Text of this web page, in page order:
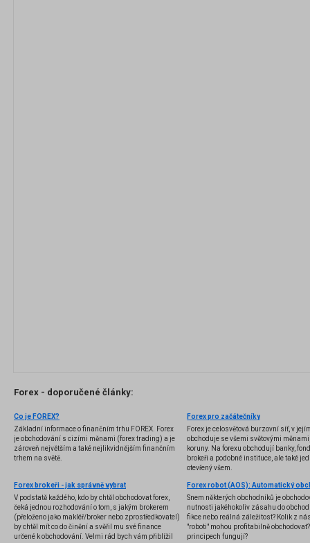
Forex - doporučené články:
Co je FOREX?
Základní informace o finančním trhu FOREX. Forex
je obchodování s cizími měnami (forex trading) a je
zároveň největším a také nejlikvidnějším finančním
trhem na světě.
Forex pro začátečníky
Forex je celosvětová burzovní síť, v
obchoduje se všemi světovými
koruny. Na forexu obchodují banky,
brokeři a podobné instituce, ale také
otevřený všem.
Forex brokeři - jak správně vybrat
V podstatě každého, kdo by chtěl obchodovat forex,
čeká jednou rozhodování o tom, s jakým brokerem
(přeloženo jako makléř/broker nebo zprostředkovatel)
by chtěl mít co do činění a svěřil mu své finance
určené k obchodování. Velmi rád bych vám přiblížil
Snem některých obchodníků je
nutnosti jakéhokoliv zásahu do
fikce nebo reálná záležitost? Kolik z
"roboti" mohou profitabilně
principech fungují?